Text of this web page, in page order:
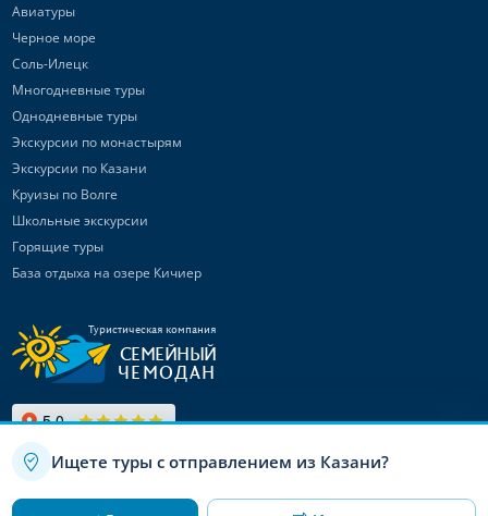
Ищете туры с отправлением из Казани?
Авиатуры
Черное море
Соль-Илецк
Многодневные туры
Однодневные туры
Экскурсии по монастырям
Экскурсии по Казани
Круизы по Волге
Школьные экскурсии
Горящие туры
База отдыха на озере Кичиер
Туристическая компания
СЕМЕЙНЫЙ
ЧЕМОДАН
Используя данный сайт, вы даете согласие на использование